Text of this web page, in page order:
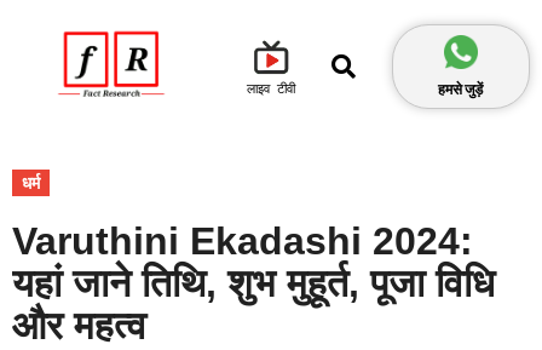
लाइव टीवी हमसे जुड़ें
धर्म
Varuthini Ekadashi 2024:
यहां जाने तिथि, शुभ मुहूर्त, पूजा विधि
और महत्व